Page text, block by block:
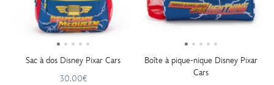
Sac à dos Disney Pixar Cars
30.00€
Boîte à pique-nique Disney Pixar
Cars